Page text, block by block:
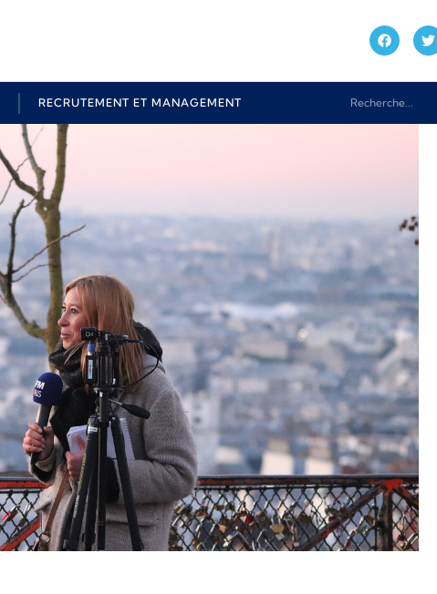
RECRUTEMENT ET MANAGEMENT